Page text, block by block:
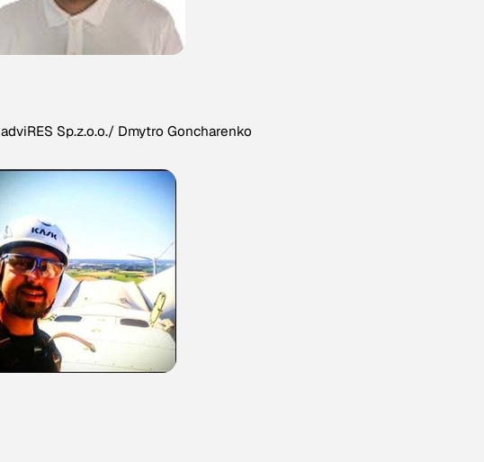
Sp.z.o.o./ Dmytro Goncharenko